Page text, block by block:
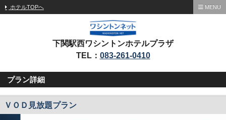
ホテルTOPへ MENU
下関駅西ワシントンホテルプラザ
TEL： 083-261-0410
プラン詳細
ＶＯＤ見放題プラン